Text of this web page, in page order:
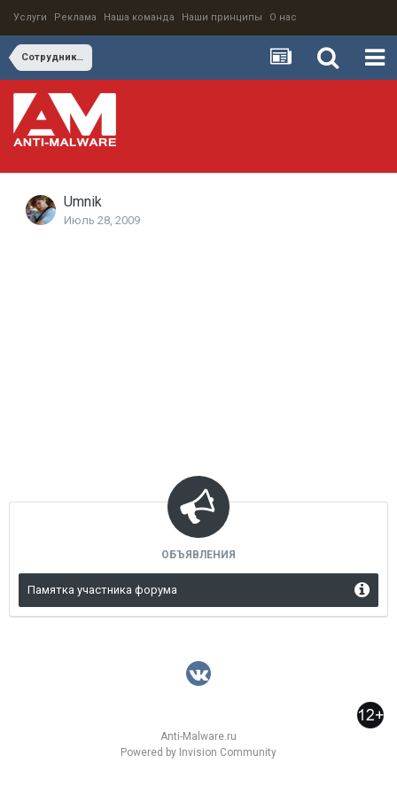
Услуги Реклама Наша команда Наши принципы О нас
Сотрудники ЛК начали крестовый поход против Symantec...
Umnik
Июль 28, 2009
ОБЪЯВЛЕНИЯ
Памятка участника форума
Anti-Malware.ru
Powered by Invision Community